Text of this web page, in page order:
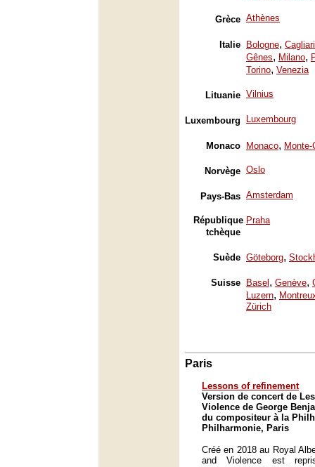
Grèce Athènes
Italie Bologne, Cagliari
Gênes, Milano,
Torino, Venezia
Lituanie Vilnius
Luxembourg Luxembourg
Monaco Monaco, Monte-
Norvège Oslo
Pays-Bas Amsterdam
République
tchèque
Praha
Suède Göteborg,
Suisse Basel , Genève,
Luzern,
Zürich
Paris
Lessons of refinement
Version de concert de
Violence de George
du compositeur à la
Philharmonie, Paris
Créé en 2018 au Royal
and Violence est